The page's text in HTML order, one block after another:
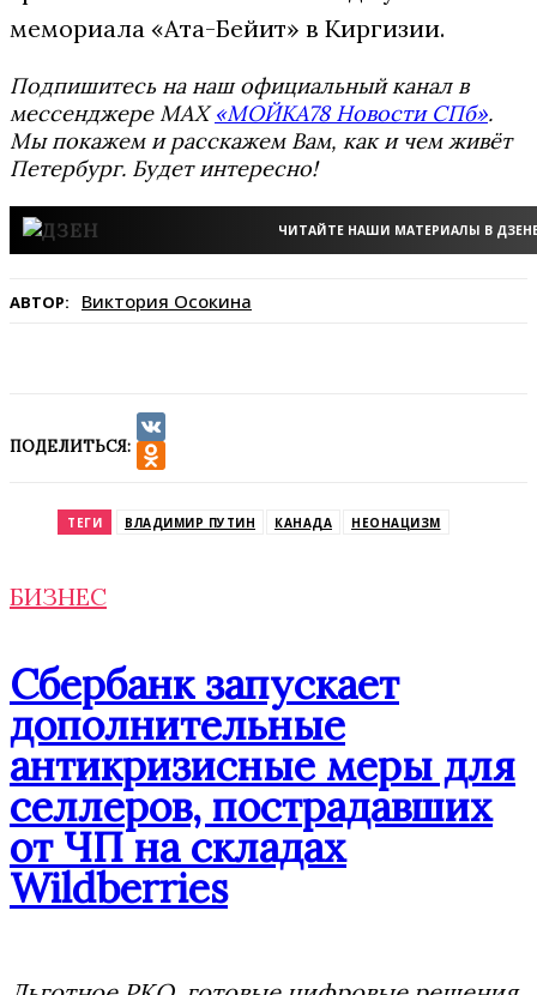
мемориала «Ата-Бейит» в Киргизии.
Подпишитесь на наш официальный канал в
мессенджере MAX«МОЙКА78 Новости СПб».
Мы покажем и расскажем Вам, как и чем живёт
Петербург. Будет интересно!
ЧИТАЙТЕ НАШИ МАТЕРИАЛЫ В
АВТОР: Виктория Осокина
ПОДЕЛИТЬСЯ:
VK
ТЕГИ ВЛАДИМИР ПУТИН КАНАДА НЕОНАЦИЗМ
БИЗНЕС
Сбербанк запускает
дополнительные
антикризисные меры для
селлеров, пострадавших
от ЧП на складах
Wildberries